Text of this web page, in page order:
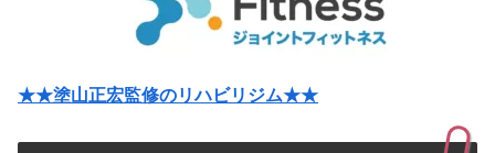
★★塗山正宏監修のリハビリジム★★